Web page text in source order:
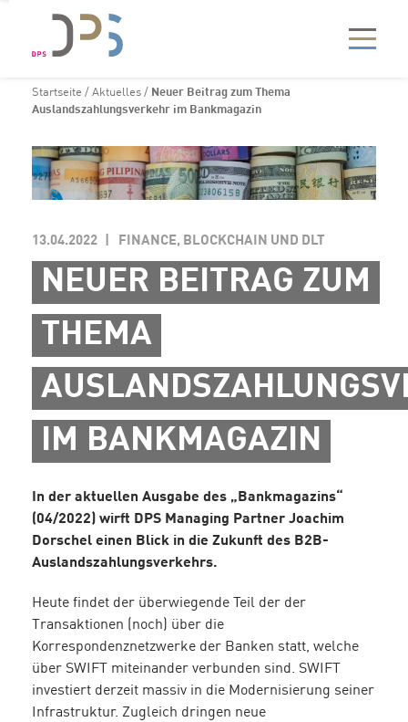
Startseite / Aktuelles / Neuer Beitrag zum Thema
Auslandszahlungsverkehr im Bankmagazin
13.04.2022 FINANCE, BLOCKCHAIN UND DLT
NEUER BEITRAG ZUM
THEMA
IM BANKMAGAZIN
In der aktuellen Ausgabe des „Bankmagazins“
(04/2022) wirft DPS Managing Partner Joachim
Dorschel einen Blick in die Zukunft des B2B-
Auslandszahlungsverkehrs.
Heute findet der überwiegende Teil der der
Transaktionen (noch) über die
Korrespondenznetzwerke der Banken statt, welche
über SWIFT miteinander verbunden sind. SWIFT
investiert derzeit massiv in die Modernisierung seiner
Infrastruktur. Zugleich dringen neue